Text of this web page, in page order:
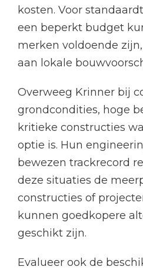
kosten. Voor
een beperkt budget
merken voldoende
aan lokale
Overweeg Krinner bij
grondcondities, hoge
kritieke constructies
optie is. Hun
bewezen trackrecord
deze situaties de
constructies of
kunnen goedkopere
geschikt zijn.
Evalueer ook de